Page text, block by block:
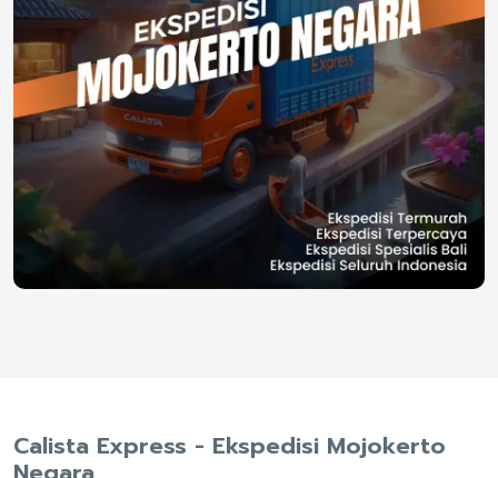
Calista Express - Ekspedisi Mojokerto